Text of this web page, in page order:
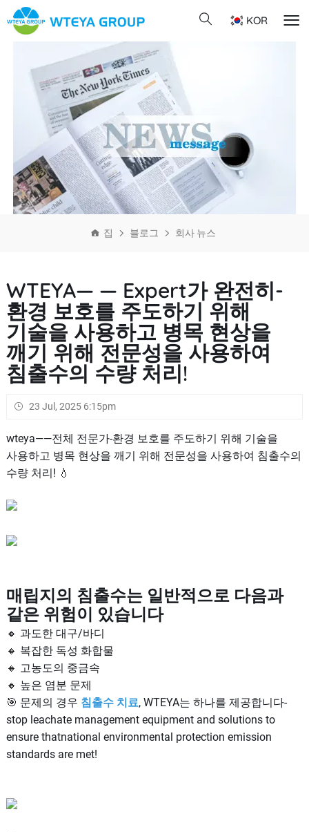
KOR
집 블로그 회사 뉴스
WTEYA— — Expert가 완전히-
환경 보호를 주도하기 위해
기술을 사용하고 병목 현상을
깨기 위해 전문성을 사용하여
침출수의 수량 처리!
23 Jul, 2025 6:15pm
wteya——전체 전문가-환경 보호를 주도하기 위해 기술을
사용하고 병목 현상을 깨기 위해 전문성을 사용하여 침출수의
수량 처리! 💧
매립지의 침출수는 일반적으로 다음과
같은 위험이 있습니다
🔸 과도한 대구/바디
🔸 복잡한 독성 화합물
🔸 고농도의 중금속
🔸 높은 염분 문제
🎯 문제의 경우 침출수 치료, WTEYA는 하나를 제공합니다-
stop leachate management equipment and solutions to
ensure thatnational environmental protection emission
standards are met!